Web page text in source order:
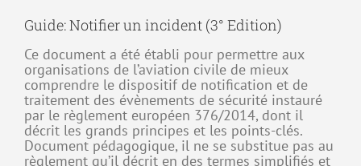
Guide: Notifier un incident (3° Edition)
Ce document a été établi pour permettre aux
organisations de l’aviation civile de mieux
comprendre le dispositif de notification et de
traitement des évènements de sécurité instauré
par le règlement européen 376/2014, dont il
décrit les grands principes et les points-clés.
Document pédagogique, il ne se substitue pas au
règlement qu’il décrit en des termes simplifiés et